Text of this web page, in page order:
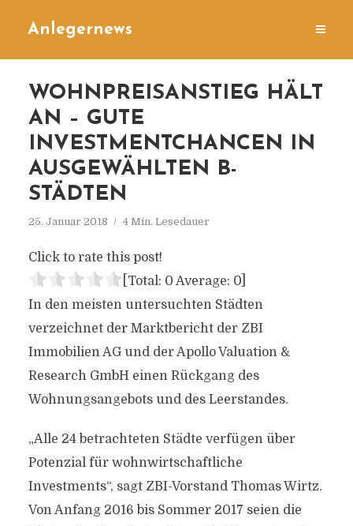
Anlegernews
WOHNPREISANSTIEG HÄLT
AN – GUTE
INVESTMENTCHANCEN IN
AUSGEWÄHLTEN B-
STÄDTEN
25. Januar 2018 4 Min. Lesedauer
Click to rate this post!
[Total: 0 Average: 0]
In den meisten untersuchten Städten
verzeichnet der Marktbericht der ZBI
Immobilien AG und der Apollo Valuation &
Research GmbH einen Rückgang des
Wohnungsangebots und des Leerstandes.
„Alle 24 betrachteten Städte verfügen über
Potenzial für wohnwirtschaftliche
Investments“, sagt ZBI-Vorstand Thomas Wirtz.
Von Anfang 2016 bis Sommer 2017 seien die